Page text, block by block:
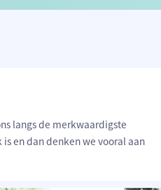
langs de merkwaardigste
en dan denken we vooral aan